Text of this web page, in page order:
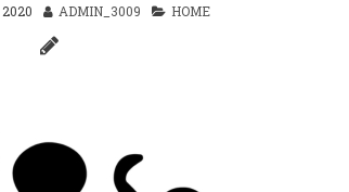
ADMIN_3009 HOME